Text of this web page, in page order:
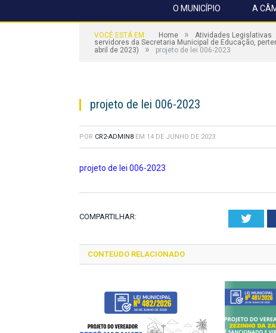
O MUNICÍPIO A
VOCÊ ESTÁ EM: Home » Atividades Legislativas
servidores da Secretaria Municipal de Educação,
abril de 2023)
» projeto de lei 006-2023
projeto de lei 006-2023
POR CR2-ADMIN8 EM 14 DE JUNHO DE 2023
projeto de lei 006-2023
COMPARTILHAR:
CONTEÚDO RELACIONADO